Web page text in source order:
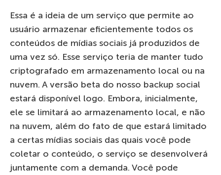
Essa é a ideia de um serviço que permite ao
usuário armazenar eficientemente todos os
conteúdos de mídias sociais já produzidos de
uma vez só. Esse serviço teria de manter tudo
criptografado em armazenamento local ou na
nuvem. A versão beta do nosso backup social
estará disponível logo. Embora, inicialmente,
ele se limitará ao armazenamento local, e não
na nuvem, além do fato de que estará limitado
a certas mídias sociais das quais você pode
coletar o conteúdo, o serviço se desenvolverá
juntamente com a demanda. Você pode